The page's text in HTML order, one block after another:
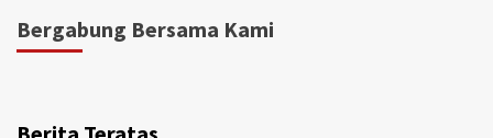
Bergabung Bersama Kami